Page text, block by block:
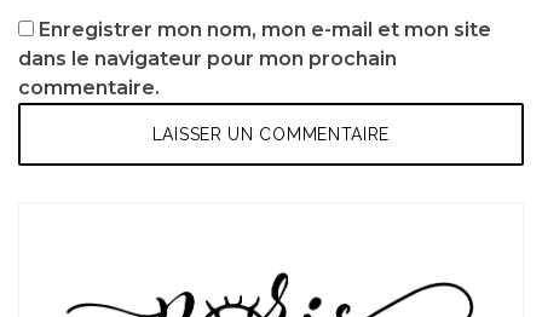
Enregistrer mon nom, mon e-mail et mon site
dans le navigateur pour mon prochain
commentaire.